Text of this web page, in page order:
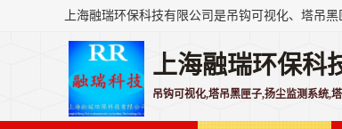
上海融瑞环保科
吊钩可视化,塔吊黑匣子,扬尘监测系统,